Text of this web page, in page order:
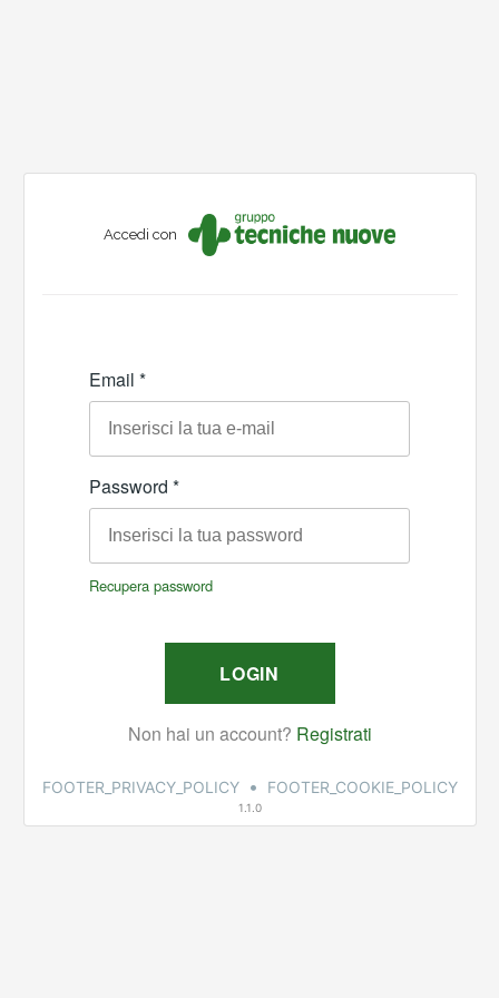
Accedi con
FOOTER_PRIVACY_POLICY • FOOTER_COOKIE_POLICY
1.1.0